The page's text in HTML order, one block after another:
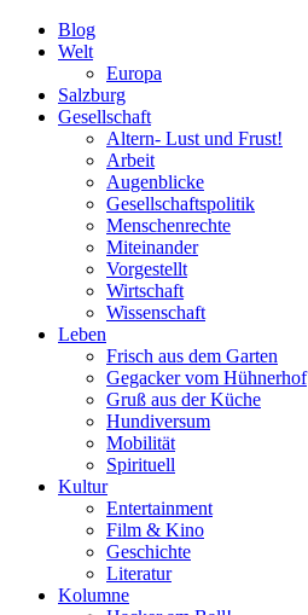
Blog
Welt
Europa
Salzburg
Gesellschaft
Altern- Lust und Frust!
Arbeit
Augenblicke
Gesellschaftspolitik
Menschenrechte
Miteinander
Vorgestellt
Wirtschaft
Wissenschaft
Leben
Frisch aus dem Garten
Gegacker vom Hühnerhof
Gruß aus der Küche
Hundiversum
Mobilität
Spirituell
Kultur
Entertainment
Film & Kino
Geschichte
Literatur
Kolumne